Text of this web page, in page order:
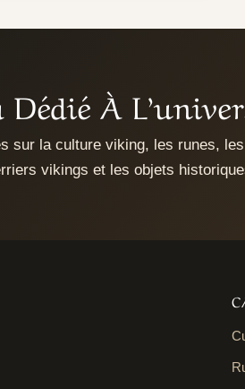
À
sur la culture viking, les runes,
vikings et les objets